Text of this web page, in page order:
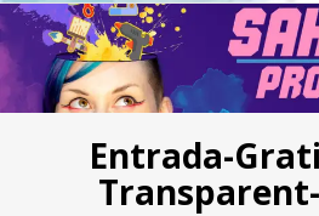
Entrada-